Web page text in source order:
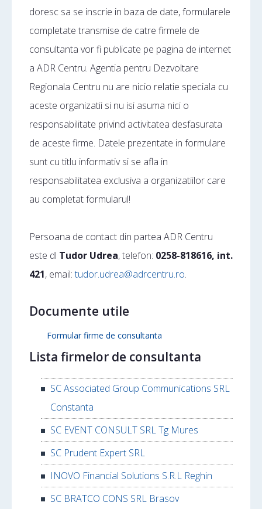
doresc sa se inscrie in baza de date, formularele
completate transmise de catre firmele de
consultanta vor fi publicate pe pagina de internet
a ADR Centru. Agentia pentru Dezvoltare
Regionala Centru nu are nicio relatie speciala cu
aceste organizatii si nu isi asuma nici o
responsabilitate privind activitatea desfasurata
de aceste firme. Datele prezentate in formulare
sunt cu titlu informativ si se afla in
responsabilitatea exclusiva a organizatiilor care
au completat formularul!
Persoana de contact din partea ADR Centru
este dl Tudor Udrea, telefon: 0258-818616, int.
421, email:tudor.udrea@adrcentru.ro.
Documente utile
Formular firme de consultanta
Lista firmelor de consultanta
SC Associated Group Communications SRL
Constanta
SC EVENT CONSULT SRL Tg Mures
SC Prudent Expert SRL
INOVO Financial Solutions S.R.L Reghin
SC BRATCO CONS SRL Brasov